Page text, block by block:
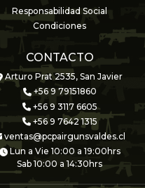
Responsabilidad Social
Condiciones
CONTACTO
Arturo Prat 2535, San Javier
+56 9 79151860
+56 9 3117 6605
+56 9 7642 1315
ventas@pcpairgunsvaldes.cl
Lun a Vie 10:00 a 19:00hrs
Sab 10:00 a 14:30hrs